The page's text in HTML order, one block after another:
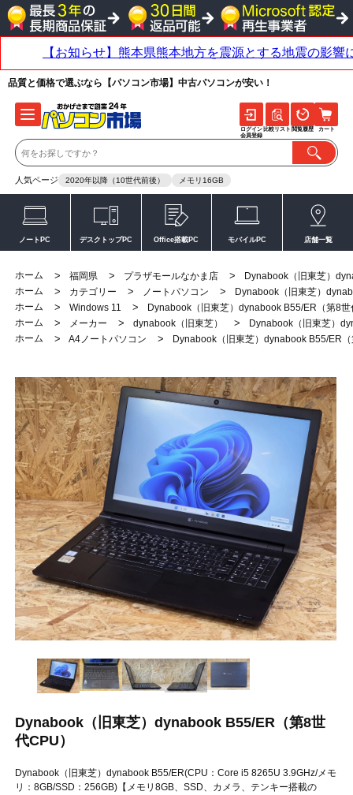
品質と価格で選ぶなら【パソコン市場】中古パソコンが安い！
人気ページ 2020年以降（10世代前後） メモリ16GB
ログイン
会員登録
比較リスト 閲覧履歴 カート
ノートPC デスクトップPC Office搭載PC モバイルPC 店舗一覧
ホーム > 福岡県 > プラザモールなかま店 >
Dynabook（旧東芝）
ホーム
> カテゴリー > ノートパソコン >
Dynabook（旧東芝）
ホーム
> Windows 11 >
Dynabook（旧東芝）dynabook B55/ER（第8
ホーム
> メーカー > dynabook（旧東芝） >
Dynabook（旧東芝）
ホーム
> A4ノートパソコン > Dynabook（旧東芝）dynabook B55/ER
Dynabook（旧東芝）dynabook B55/ER（第8世
代CPU）
Dynabook（旧東芝）dynabook B55/ER(CPU：Core i5 8265U 3.9GHz/メモ
リ：8GB/SSD：256GB)【メモリ8GB、SSD、カメラ、テンキー搭載の